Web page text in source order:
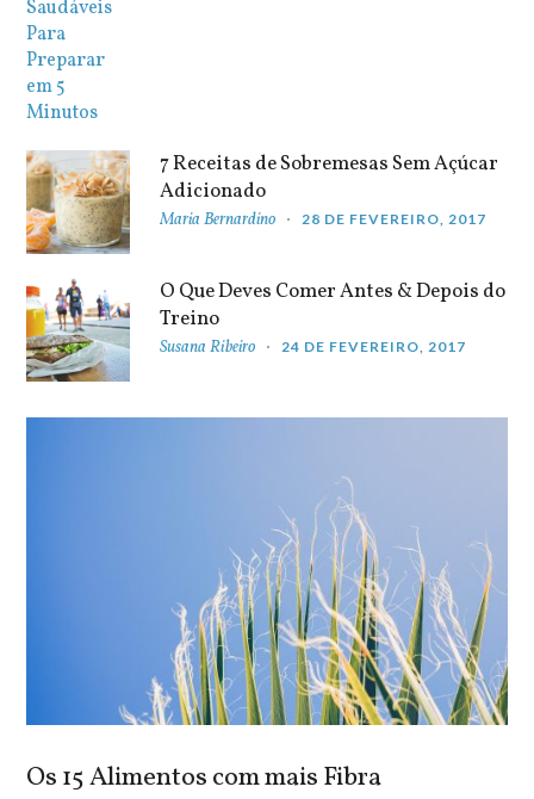
7 Receitas de Sobremesas Sem Açúcar
Adicionado
Maria Bernardino 28 DE FEVEREIRO, 2017
O Que Deves Comer Antes & Depois do
Treino
Susana Ribeiro 24 DE FEVEREIRO, 2017
Os 15 Alimentos com mais Fibra